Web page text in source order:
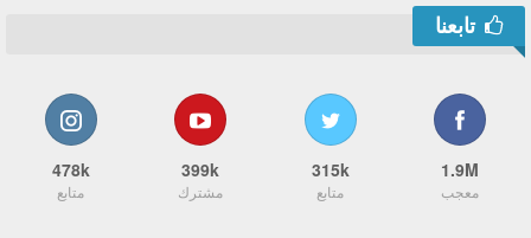
تابعنا
1.9M
معجب
315k
متابع
399k
مشترك
478k
متابع